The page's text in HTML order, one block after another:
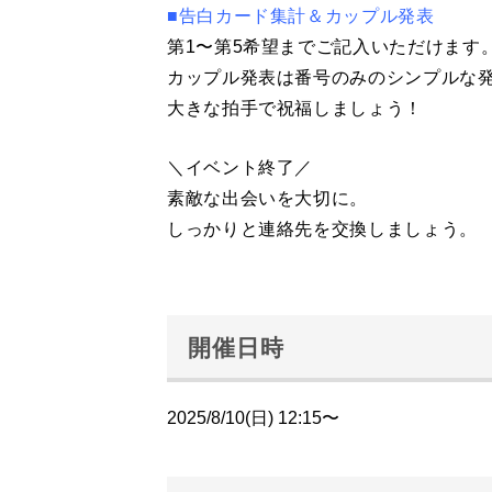
■告白カード集計＆カップル発表
第1〜第5希望までご記入いただけます。
カップル発表は番号のみのシンプルな
大きな拍手で祝福しましょう！
＼イベント終了／
素敵な出会いを大切に。
しっかりと連絡先を交換しましょう。
開催日時
2025/8/10(日) 12:15〜